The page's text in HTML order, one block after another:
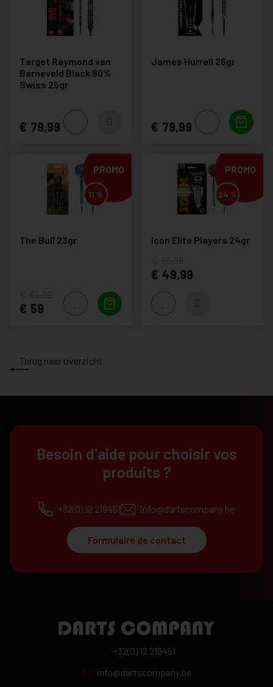
Target Raymond van
Barneveld Black 80%
Swiss 25gr
79,99
James Hurrell 26gr
79,99
PROMO
11 %
The Bull 23gr
59
PROMO
24 %
Icon Elite Players 24gr
49,99
Terug naar overzicht
Besoin d'aide pour choisir vos
produits ?
+32(0) 12 219451 info@dartscompany.be
Formulaire de contact
+32(0) 12 219451
info@dartscompany.be